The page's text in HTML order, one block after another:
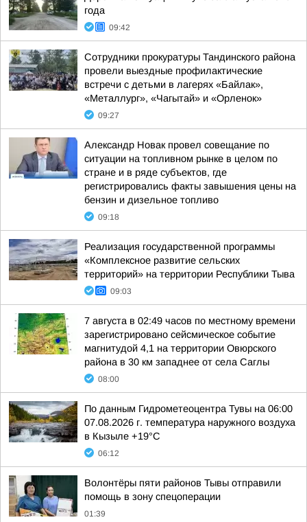
года
09:42
Сотрудники прокуратуры Тандинского района
провели выездные профилактические
встречи с детьми в лагерях «Байлак»,
«Металлург», «Чагытай» и «Орленок»
09:27
Александр Новак провел совещание по
ситуации на топливном рынке в целом по
стране и в ряде субъектов, где
регистрировались факты завышения цены на
бензин и дизельное топливо
09:18
Реализация государственной программы
«Комплексное развитие сельских
территорий» на территории Республики Тыва
09:03
7 августа в 02:49 часов по местному времени
зарегистрировано сейсмическое событие
магнитудой 4,1 на территории Овюрского
района в 30 км западнее от села Саглы
08:00
По данным Гидрометеоцентра Тувы на 06:00
07.08.2026 г. температура наружного воздуха
в Кызыле +19°С
06:12
Волонтёры пяти районов Тывы отправили
помощь в зону спецоперации
01:39